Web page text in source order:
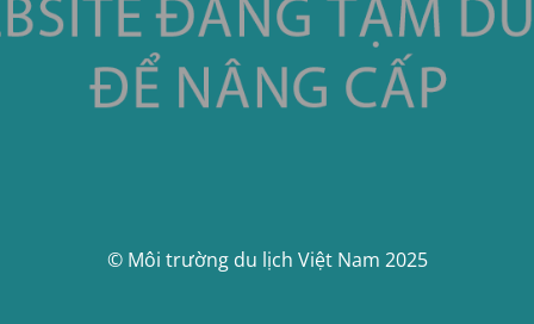
© Môi trường du lịch Việt Nam 2025